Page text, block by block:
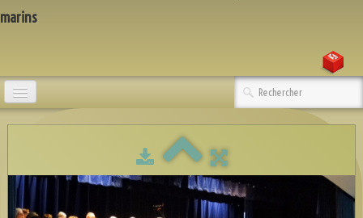
marins
Accueil
Répertoire